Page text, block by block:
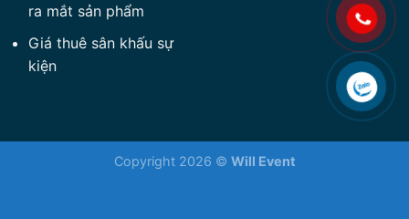
ra mắt sản phẩm
Giá thuê sân khấu sự
kiện
Copyright 2026 © Will Event